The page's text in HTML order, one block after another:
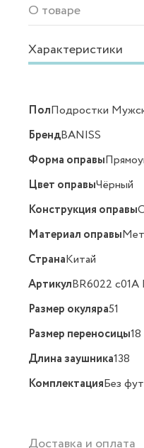
О товаре
Характеристики
ПолПодростки
БрендBANISS
Форма оправы
Цвет оправыЧёрный
Конструкция оправы
Материал оправы
СтранаКитай
АртикулBR6022 c01A
Размер окуляра51
Размер переносицы18
Длина заушника138
КомплектацияБез
Доставка и оплата